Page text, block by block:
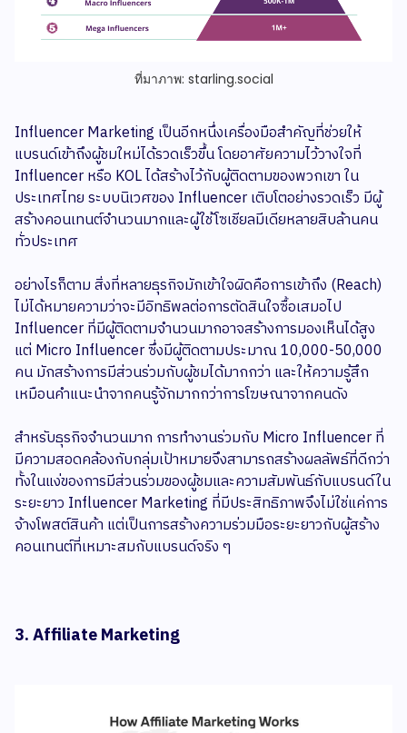
ที่มาภาพ: starling.social
Influencer Marketing เป็นอีกหนึ่งเครื่องมือสำคัญที่ช่วยให้
แบรนด์เข้าถึงผู้ชมใหม่ได้รวดเร็วขึ้น โดยอาศัยความไว้วางใจที่
Influencer หรือ KOL ได้สร้างไว้กับผู้ติดตามของพวกเขา ใน
ประเทศไทย ระบบนิเวศของ Influencer เติบโตอย่างรวดเร็ว มีผู้
สร้างคอนเทนต์จำนวนมากและผู้ใช้โซเชียลมีเดียหลายสิบล้านคน
ทั่วประเทศ
อย่างไรก็ตาม สิ่งที่หลายธุรกิจมักเข้าใจผิดคือการเข้าถึง (Reach)
ไม่ได้หมายความว่าจะมีอิทธิพลต่อการตัดสินใจซื้อเสมอไป
Influencer ที่มีผู้ติดตามจำนวนมากอาจสร้างการมองเห็นได้สูง
แต่ Micro Influencer ซึ่งมีผู้ติดตามประมาณ 10,000-50,000
คน มักสร้างการมีส่วนร่วมกับผู้ชมได้มากกว่า และให้ความรู้สึก
เหมือนคำแนะนำจากคนรู้จักมากกว่าการโฆษณาจากคนดัง
สำหรับธุรกิจจำนวนมาก การทำงานร่วมกับ Micro Influencer ที่
มีความสอดคล้องกับกลุ่มเป้าหมายจึงสามารถสร้างผลลัพธ์ที่ดีกว่า
ทั้งในแง่ของการมีส่วนร่วมของผู้ชมและความสัมพันธ์กับแบรนด์ใน
ระยะยาว Influencer Marketing ที่มีประสิทธิภาพจึงไม่ใช่แค่การ
จ้างโพสต์สินค้า แต่เป็นการสร้างความร่วมมือระยะยาวกับผู้สร้าง
คอนเทนต์ที่เหมาะสมกับแบรนด์จริง ๆ
3. Affiliate Marketing